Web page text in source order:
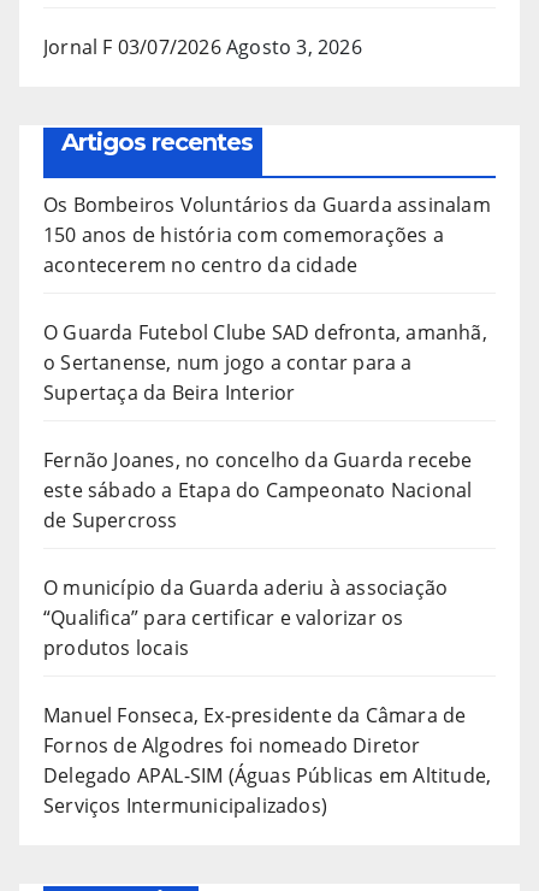
Jornal F 03/07/2026Agosto 3, 2026
Artigos recentes
Os Bombeiros Voluntários da Guarda assinalam
150 anos de história com comemorações a
acontecerem no centro da cidade
O Guarda Futebol Clube SAD defronta, amanhã,
o Sertanense, num jogo a contar para a
Supertaça da Beira Interior
Fernão Joanes, no concelho da Guarda recebe
este sábado a Etapa do Campeonato Nacional
de Supercross
O município da Guarda aderiu à associação
“Qualifica” para certificar e valorizar os
produtos locais
Manuel Fonseca, Ex-presidente da Câmara de
Fornos de Algodres foi nomeado Diretor
Delegado APAL-SIM (Águas Públicas em Altitude,
Serviços Intermunicipalizados)